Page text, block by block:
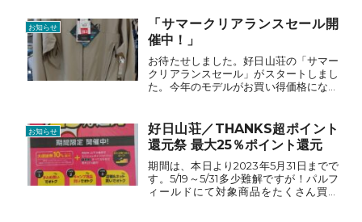
お知らせ
「サマークリアランスセール開
催中！」
お待たせしました。好日山荘の「サマー
クリアランスセール」がスタートしまし
た。今年のモデルがお買い得価格になり
レー・マーモット・サロモンハイキング
シューズなど20％OFF...
お知らせ
好日山荘／THANKS超ポイント
還元祭 最大25％ポイント還元
期間は、本日より2023年5月31日までで
す。5/19～5/31多少難解ですが！パルフ
ィールドにて対象商品をたくさん買う